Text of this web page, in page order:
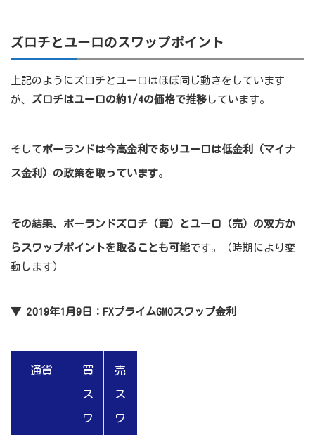
ズロチとユーロのスワップポイント
上記のようにズロチとユーロはほぼ同じ動きをしています
が、
ズロチはユーロの約1/4の価格で推移 しています。
そしてポーランドは今高金利でありユーロは低金利（マイナ
ス金利）の政策を取っています。
その結果、ポーランドズロチ（買）とユーロ（売）の双方か
らスワップポイントを取ることも可能です。（時期により変
動します）
▼ 2019年1月9日：FXプライムGMOスワップ金利
通貨 買
ス
ワ
売
ス
ワ